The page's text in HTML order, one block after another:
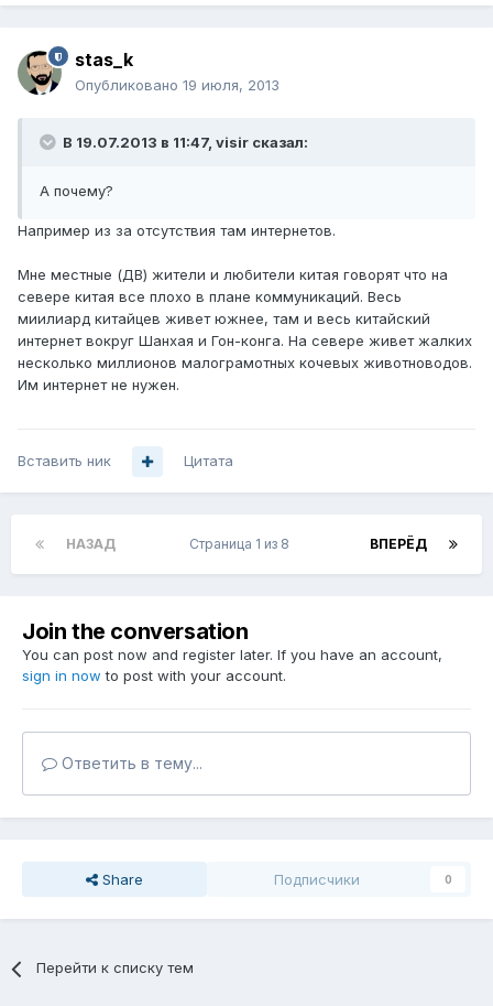
stas_k
Опубликовано 19 июля, 2013
В 19.07.2013 в 11:47, visir сказал:
А почему?
Например из за отсутствия там интернетов.
Мне местные (ДВ) жители и любители китая говорят что на
севере китая все плохо в плане коммуникаций. Весь
миилиард китайцев живет южнее, там и весь китайский
интернет вокруг Шанхая и Гон-конга. На севере живет жалких
несколько миллионов малограмотных кочевых животноводов.
Им интернет не нужен.
Вставить ник Цитата
НАЗАД ВПЕРЁД
Страница 1 из 8
Join the conversation
You can post now and register later. If you have an account,
sign in now to post with your account.
Ответить в тему...
Share Подписчики 0
Перейти к списку тем